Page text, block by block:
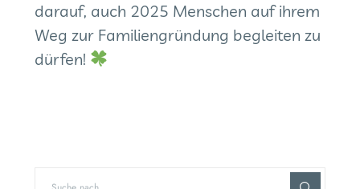
darauf, auch 2025 Menschen auf ihrem
Weg zur Familiengründung begleiten zu
dürfen!